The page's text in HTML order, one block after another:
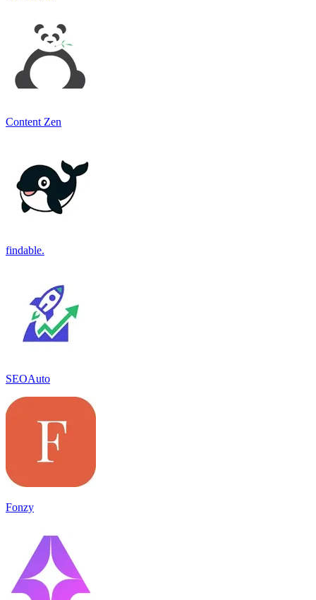
Content Zen
findable.
SEOAuto
Fonzy